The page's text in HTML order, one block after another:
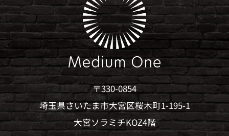
〒330-0854
埼玉県さいたま市大宮区桜木町1-195-1
大宮ソラミチKOZ4階